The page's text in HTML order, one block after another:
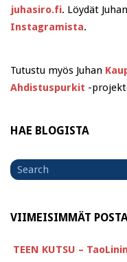
juhasiro.fi. Löydät
Instagramista.
Tutustu myös Juhan
Ahdistuspurkit -
HAE BLOGISTA
Search
for
VIIMEISIMMÄT
TEEN KUTSU –